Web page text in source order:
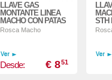
LLAVE GAS
MONTANTE LINEA
MACHO CON PATAS
Rosca Macho
Desde: € 851
STH